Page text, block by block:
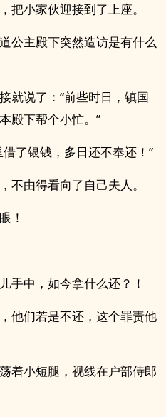
把小家伙迎接到了上座。
公主殿下突然造访是有什么
就说了：“前些时日，镇国
殿下帮个小忙。”
了银钱，多日还不奉还！”
不由得看向了自己夫人。
！
手中，如今拿什么还？！
他们若是不还，这个罪责他
着小短腿，视线在户部侍郎